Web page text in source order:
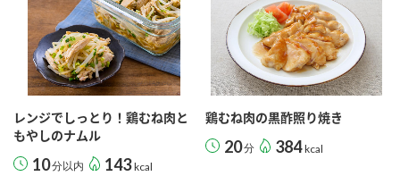
レンジでしっとり！鶏むね肉と
もやしのナムル
10分以内 143 kcal
鶏むね肉の黒酢照り焼き
20分 384 kcal